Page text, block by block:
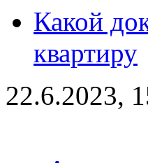
Какой
квартиру
22.6.2023,